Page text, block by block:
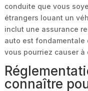
conduite que vous
étrangers louant un
inclut une assurance
auto est fondamentale
vous pourriez causer à
connaître